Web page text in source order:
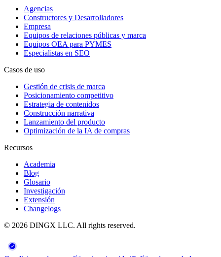
Agencias
Constructores y Desarrolladores
Empresa
Equipos de relaciones públicas y marca
Equipos OEA para PYMES
Especialistas en SEO
Casos de uso
Gestión de crisis de marca
Posicionamiento competitivo
Estrategia de contenidos
Construcción narrativa
Lanzamiento del producto
Optimización de la IA de compras
Recursos
Academia
Blog
Glosario
Investigación
Extensión
Changelogs
© 2026 DINGX LLC. All rights reserved.